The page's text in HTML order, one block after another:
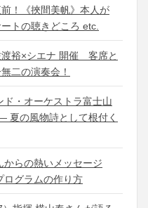
！《挾間美帆》本人が
トの聴きどころ etc.
渡裕×シエナ 開催 客席と
二の演奏会！
・オーケストラ富士山
夏の風物詩として根付く
からの熱いメッセージ
ログラムの作り方